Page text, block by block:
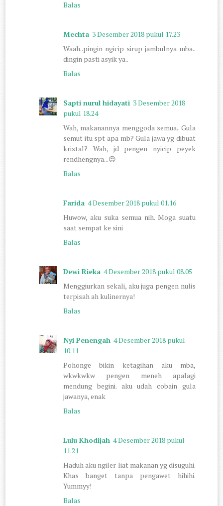
Balas
Mechta 3 Desember 2018 pukul 17.23
Waah..pingin ngicip sirup jambulnya mba..
dingin pasti asyik ya..
Balas
Sapti nurul hidayati 3 Desember 2018
pukul 18.24
Wah, makanannya menggoda semua.. Gula
semut itu spt apa mb? Gula jawa yg dibuat
kristal? Wah, jd pengen nyicip peyek
rendhengnya...😍
Balas
Farida 4 Desember 2018 pukul 01.16
Huwow, aku suka semua nih. Moga suatu
saat sempat ke sini
Balas
Dewi Rieka 4 Desember 2018 pukul 08.05
Menggiurkan sekali, aku juga pengen nulis
terpisah ah kulinernya!
Balas
Nyi Penengah 4 Desember 2018 pukul
10.11
Pohonge bikin ketagihan aku mba,
wkwkwkw pengen meneh apalagi
mendung begini. aku udah cobain gula
jawanya, enak
Balas
Lulu Khodijah 4 Desember 2018 pukul
11.21
Haduh aku ngiler liat makanan yg disuguhi.
Khas banget tanpa pengawet hihihi.
Yummyy!
Balas